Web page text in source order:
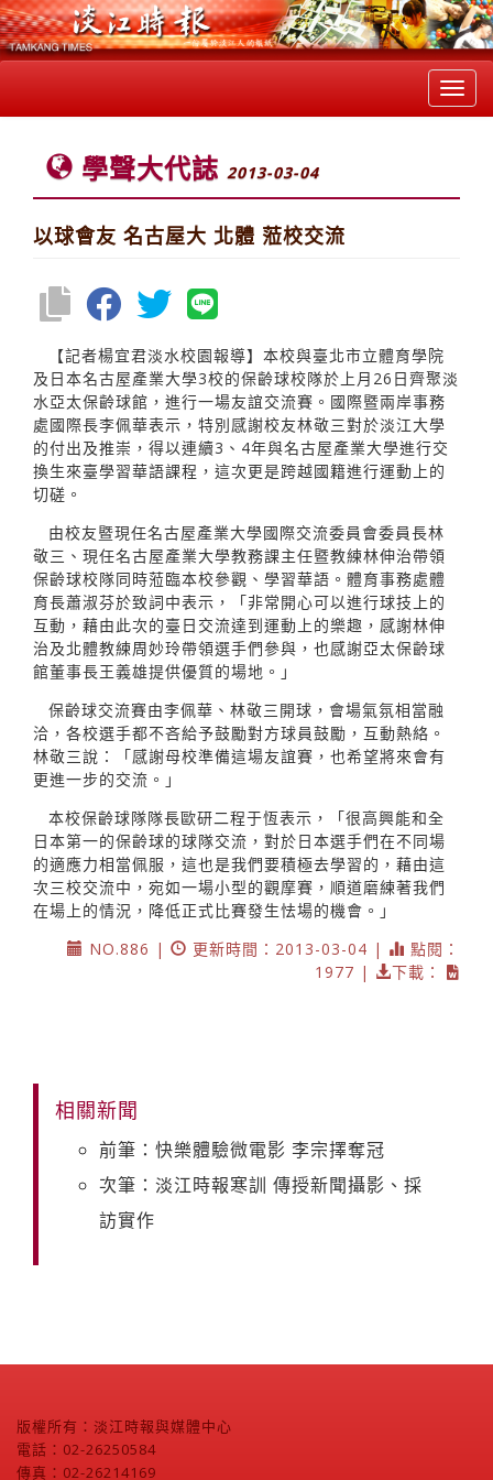
學聲大代誌 2013-03-04
以球會友 名古屋大 北體 蒞校交流
【記者楊宜君淡水校園報導】本校與臺北市立體育學院
及日本名古屋產業大學3校的保齡球校隊於上月26日齊聚淡
水亞太保齡球館，進行一場友誼交流賽。國際暨兩岸事務
處國際長李佩華表示，特別感謝校友林敬三對於淡江大學
的付出及推崇，得以連續3、4年與名古屋產業大學進行交
換生來臺學習華語課程，這次更是跨越國籍進行運動上的
切磋。
由校友暨現任名古屋產業大學國際交流委員會委員長林
敬三、現任名古屋產業大學教務課主任暨教練林伸治帶領
保齡球校隊同時蒞臨本校參觀、學習華語。體育事務處體
育長蕭淑芬於致詞中表示，「非常開心可以進行球技上的
互動，藉由此次的臺日交流達到運動上的樂趣，感謝林伸
治及北體教練周妙玲帶領選手們參與，也感謝亞太保齡球
館董事長王義雄提供優質的場地。」
保齡球交流賽由李佩華、林敬三開球，會場氣氛相當融
洽，各校選手都不吝給予鼓勵對方球員鼓勵，互動熱絡。
林敬三說：「感謝母校準備這場友誼賽，也希望將來會有
更進一步的交流。」
本校保齡球隊隊長歐研二程于恆表示，「很高興能和全
日本第一的保齡球的球隊交流，對於日本選手們在不同場
的適應力相當佩服，這也是我們要積極去學習的，藉由這
次三校交流中，宛如一場小型的觀摩賽，順道磨練著我們
在場上的情況，降低正式比賽發生怯場的機會。」
NO.886 |
更新時間：2013-03-04 |
點閱：
1977 |
下載：
相關新聞
前筆：快樂體驗微電影 李宗擇奪冠
次筆：淡江時報寒訓 傳授新聞攝影、採
訪實作
版權所有：淡江時報與媒體中心
電話：02-26250584
傳真：02-26214169